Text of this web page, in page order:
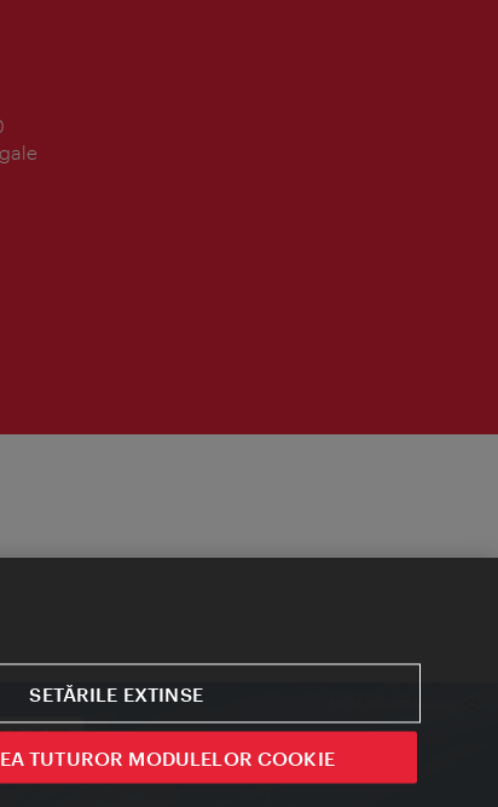
SETĂRILE EXTINSE
TUTUROR MODULELOR COOKIE